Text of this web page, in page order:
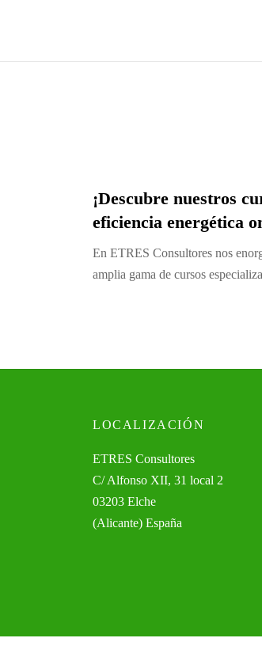
¡Descubre nuestros
eficiencia energética
En ETRES Consultores nos
amplia gama de cursos
LOCALIZACIÓN
ETRES Consultores
C/ Alfonso XII, 31 local 2
03203 Elche
(Alicante) España